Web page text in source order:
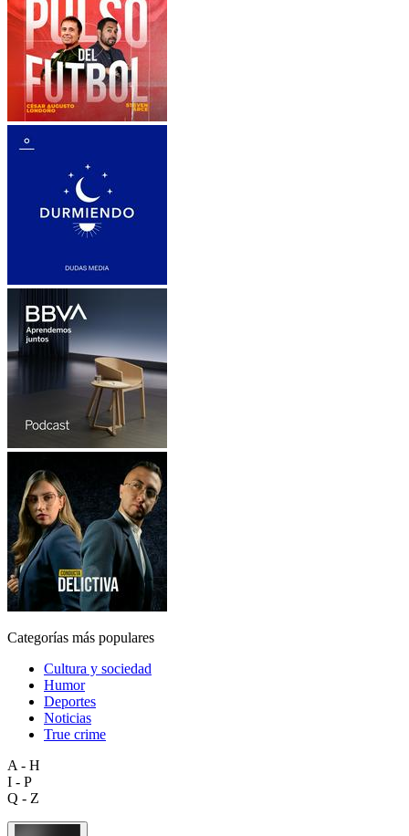
Categorías más populares
Cultura y sociedad
Humor
Deportes
Noticias
True crime
A - H
I - P
Q - Z